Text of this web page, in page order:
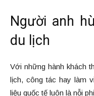
Người anh
du lịch
Với những hành khách
lịch, công tác hay làm
liệu quốc tế luôn là nỗi